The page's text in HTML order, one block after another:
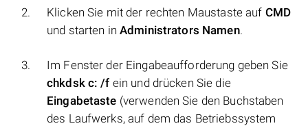
Klicken Sie mit der rechten Maustaste auf CMD
und starten in Administrators Namen.
Im Fenster der Eingabeaufforderung geben Sie
chkdsk c: /f ein und drücken Sie die
Eingabetaste (verwenden Sie den Buchstaben
des Laufwerks, auf dem das Betriebssystem